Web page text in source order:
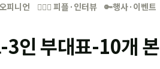
오피니언 🙋🏻‍♂️ 피플·인터뷰 🔑행사·이벤트
3인 부대표-10개 본